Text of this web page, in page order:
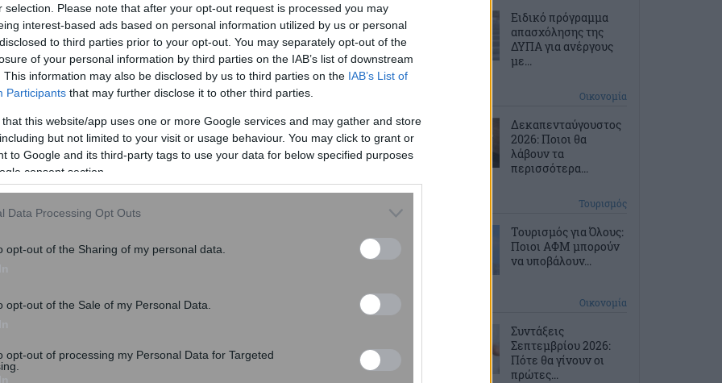
selection. Please note that after your opt-out request is processed you may
interest-based ads based on personal information utilized by us or personal
to third parties prior to your opt-out. You may separately opt-out of the
of your personal information by third parties on the IAB’s list of downstream
This information may also be disclosed by us to third parties on the IAB’s List of
Participants that may further disclose it to other third parties.
that this website/app uses one or more Google services and may gather and store
but not limited to your visit or usage behaviour. You may click to grant or
to Google and its third-party tags to use your data for below specified purposes
consent section.
Data Processing Opt Outs
opt-out of the Sharing of my personal data.
opt-out of the Sale of my Personal Data.
opt-out of processing my Personal Data for Targeted
Επιδότηση ηλεκτρικών συσκευών:
Αρχές Ιουνίου ανοίγει η πλατφόρμα –
Σε ποιες συσκευές αφορά
Αρχές Ιουνίου αναμένεται να ανοίξει η
ηλεκτρονική πλατφόρμα...
για… αγορά ψυγείων – Ποιο
θα υιοθετηθεί
Ειδικό πρόγραμμα
απασχόλησης της
ΔΥΠΑ για ανέργους
με...
Οικονομία
Δεκαπενταύγουστος
2026: Ποιοι θα
λάβουν τα
περισσότερα...
Τουρισμός
Τουρισμός για Όλους:
Ποιοι ΑΦΜ μπορούν
να υποβάλουν...
Οικονομία
Συντάξεις
Σεπτεμβρίου 2026:
Πότε θα γίνουν οι
πρώτες...